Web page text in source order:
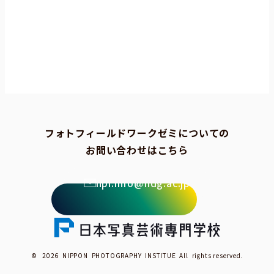
フォトフィールドワークゼミについての
お問い合わせはこちら
npi.info@ndg.ac.jp
© 2026 NIPPON PHOTOGRAPHY INSTITUE All rights reserved.